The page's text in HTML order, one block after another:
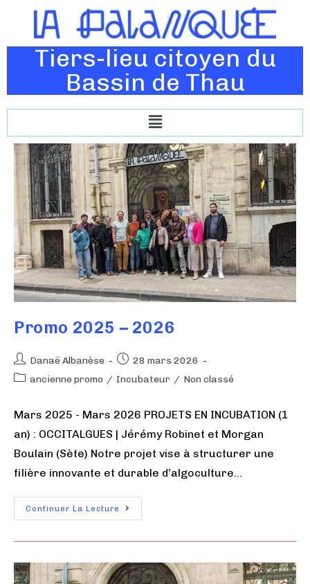
Tiers-lieu citoyen du
Bassin de Thau
Promo 2025 – 2026
Danaë Albanèse
28 mars 2026
ancienne promo / Incubateur / Non classé
Mars 2025 - Mars 2026 PROJETS EN INCUBATION (1
an) : OCCITALGUES | Jérémy Robinet et Morgan
Boulain (Sète) Notre projet vise à structurer une
filière innovante et durable d’algoculture…
Continuer La Lecture